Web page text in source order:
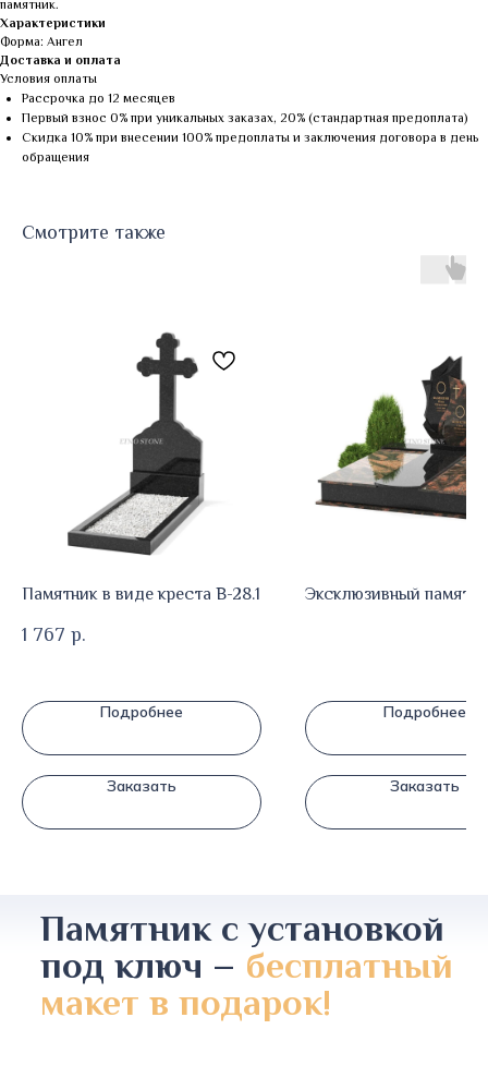
памятник.
Характеристики
Форма: Ангел
Доставка и оплата
Условия оплаты
Рассрочка до 12 месяцев
Первый взнос 0% при уникальных заказах, 20% (стандартная предоплата)
Скидка 10% при внесении 100% предоплаты и заключения договора в день
обращения
Смотрите также
Памятник в виде креста В-28.1
1 767 р.
Подробнее
Заказать
Эксклюзивный
Подробнее
Заказать
Памятник с установкой
под ключ – бесплатный
макет в подарок!